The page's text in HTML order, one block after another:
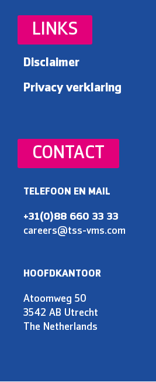
LINKS
Disclaimer
Privacy verklaring
CONTACT
TELEFOON EN MAIL
+31(0)88 660 33 33
careers@tss-vms.com
HOOFDKANTOOR
Atoomweg 50
3542 AB Utrecht
The Netherlands